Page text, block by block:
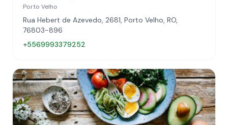
Porto Velho
Rua Hebert de Azevedo, 2681, Porto Velho, RO,
76803-896
+5569993379252